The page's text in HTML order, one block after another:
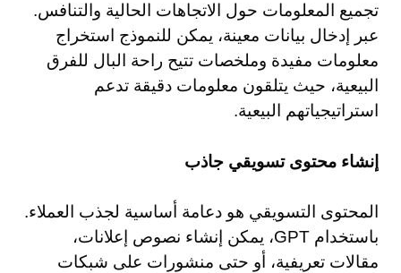
تجميع المعلومات حول الاتجاهات الحالية والتنافس.
عبر إدخال بيانات معينة، يمكن للنموذج استخراج
معلومات مفيدة وملخصات تتيح راحة البال للفرق
البيعية، حيث يتلقون معلومات دقيقة تدعم
استراتيجياتهم البيعية.
إنشاء محتوى تسويقي جاذب
المحتوى التسويقي هو دعامة أساسية لجذب العملاء.
باستخدام GPT، يمكن إنشاء نصوص إعلانات،
مقالات تعريفية، أو حتى منشورات على شبكات